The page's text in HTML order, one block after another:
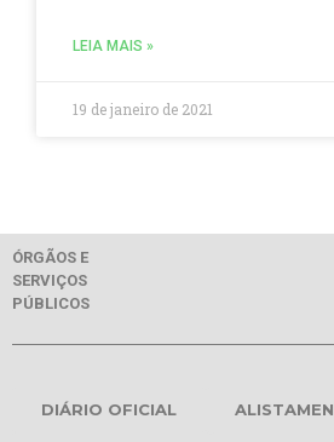
LEIA MAIS »
19 de janeiro de 2021
ÓRGÃOS E
SERVIÇOS
PÚBLICOS
DIÁRIO OFICIAL